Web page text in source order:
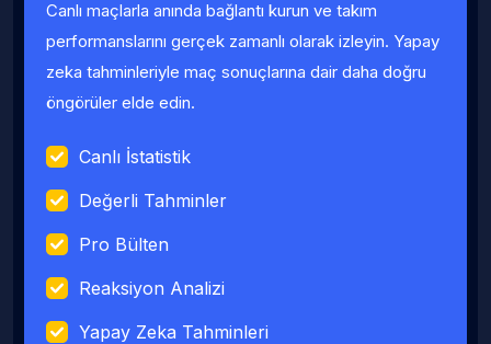
Fauller Ortalama
Canlı maçlarla anında bağlantı kurun ve takım
performanslarını gerçek zamanlı olarak izleyin. Yapay
zeka tahminleriyle maç sonuçlarına dair daha doğru
öngörüler elde edin.
Canlı İstatistik
Değerli Tahminler
Pro Bülten
Reaksiyon Analizi
Yapay Zeka Tahminleri